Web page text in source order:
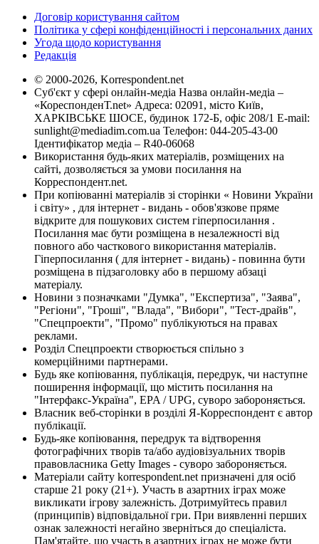
Договір користування сайтом
Політика у сфері конфіденційності і персональних даних
Угода щодо користування
Редакція
© 2000-2026, Korrespondent.net
Суб'єкт у сфері онлайн-медіа Назва онлайн-медіа –
«КореспонденТ.net» Адреса: 02091, місто Київ,
ХАРКІВСЬКЕ ШОСЕ, будинок 172-Б, офіс 208/1 E-mail:
sunlight@mediadim.com.ua Телефон: 044-205-43-00
Ідентифікатор медіа – R40-06068
Використання будь-яких матеріалів, розміщених на
сайті, дозволяється за умови посилання на
Корреспондент.net.
При копіюванні матеріалів зі сторінки « Новини України
і світу» , для інтернет - видань - обов'язкове пряме
відкрите для пошукових систем гіперпосилання .
Посилання має бути розміщена в незалежності від
повного або часткового використання матеріалів.
Гіперпосилання ( для інтернет - видань) - повинна бути
розміщена в підзаголовку або в першому абзаці
матеріалу.
Новини з позначками "Думка", "Експертиза", "Заява",
"Регіони", "Гроші", "Влада", "Вибори", "Тест-драйв",
"Спецпроекти", "Промо" публікуються на правах
реклами.
Розділ Спецпроекти створюється спільно з
комерційними партнерами.
Будь яке копіювання, публікація, передрук, чи наступне
поширення інформації, що містить посилання на
"Інтерфакс-Україна", EPA / UPG, суворо забороняється.
Власник веб-сторінки в розділі Я-Корреспондент є автор
публікації.
Будь-яке копіювання, передрук та відтворення
фотографічних творів та/або аудіовізуальних творів
правовласника Getty Images - суворо забороняється.
Матеріали сайту korrespondent.net призначені для осіб
старше 21 року (21+). Участь в азартних іграх може
викликати ігрову залежність. Дотримуйтесь правил
(принципів) відповідальної гри. При виявленні перших
ознак залежності негайно зверніться до спеціаліста.
Пам'ятайте, що участь в азартних іграх не може бути